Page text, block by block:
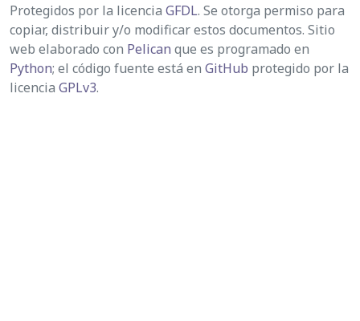
Protegidos por la licencia GFDL. Se otorga permiso para
copiar, distribuir y/o modificar estos documentos. Sitio
web elaborado con Pelican que es programado en
Python; el código fuente está en GitHub protegido por la
licencia GPLv3.